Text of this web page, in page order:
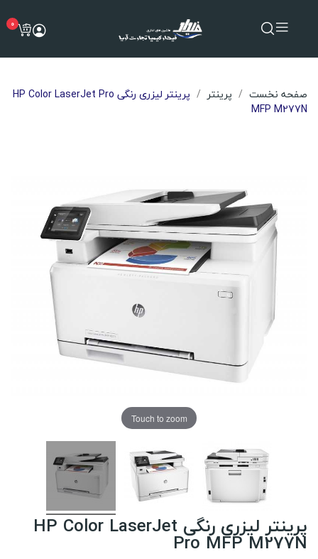
0
صفحه نخست پرینتر
پرینتر لیزری رنگی HP Color LaserJet Pro
MFP M277N
Touch to zoom
پرینتر لیزری رنگی HP Color LaserJet
Pro MFP M277N